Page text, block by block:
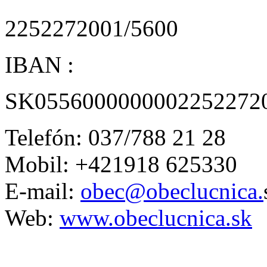
2252272001/5600
IBAN :
Telefón: 037/788 21 28
Mobil: +421918 625330
E-mail: obec@obeclucnica.
Web: www.obeclucnica.sk